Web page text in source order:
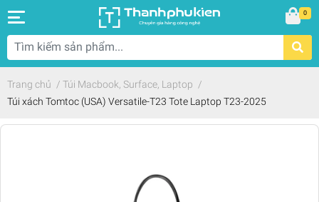
0
Trang chủ / Túi Macbook, Surface, Laptop /
Túi xách Tomtoc (USA) Versatile-T23 Tote Laptop T23-2025